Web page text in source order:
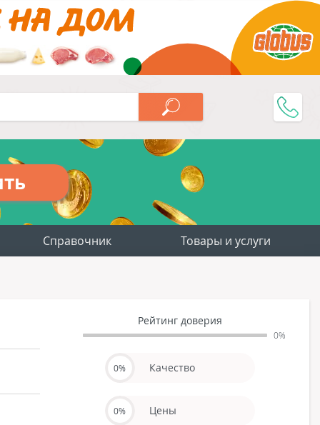
Справочник Товары и услуги
Рейтинг доверия
0%
0% Качество
0% Цены